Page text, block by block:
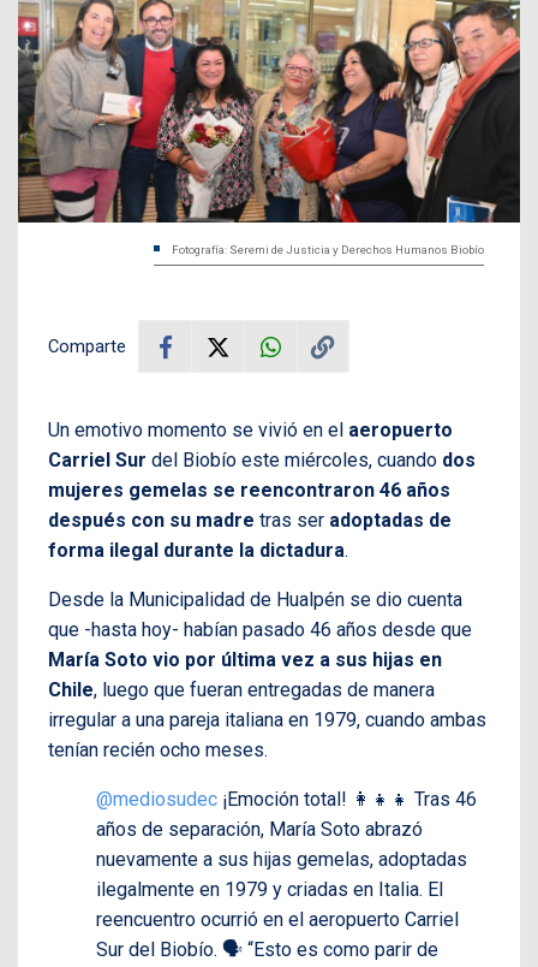
Fotografía: Seremi de Justicia y Derechos Humanos Biobío
Comparte
Un emotivo momento se vivió en el aeropuerto
Carriel Sur del Biobío este miércoles, cuando dos
mujeres gemelas se reencontraron 46 años
después con su madre tras ser adoptadas de
forma ilegal durante la dictadura.
Desde la Municipalidad de Hualpén se dio cuenta
que -hasta hoy- habían pasado 46 años desde que
María Soto vio por última vez a sus hijas en
Chile, luego que fueran entregadas de manera
irregular a una pareja italiana en 1979, cuando ambas
tenían recién ocho meses.
@mediosudec ¡Emoción total! 👩‍👧‍👧 Tras 46
años de separación, María Soto abrazó
nuevamente a sus hijas gemelas, adoptadas
ilegalmente en 1979 y criadas en Italia. El
reencuentro ocurrió en el aeropuerto Carriel
Sur del Biobío. 🗣️ “Esto es como parir de